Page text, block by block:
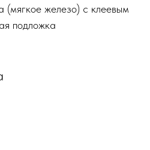
(мягкое железо) с клеевым
подложка